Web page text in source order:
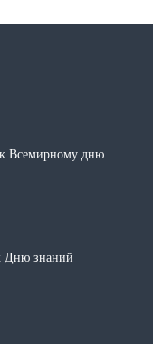
к Всемирному дню
Дню знаний